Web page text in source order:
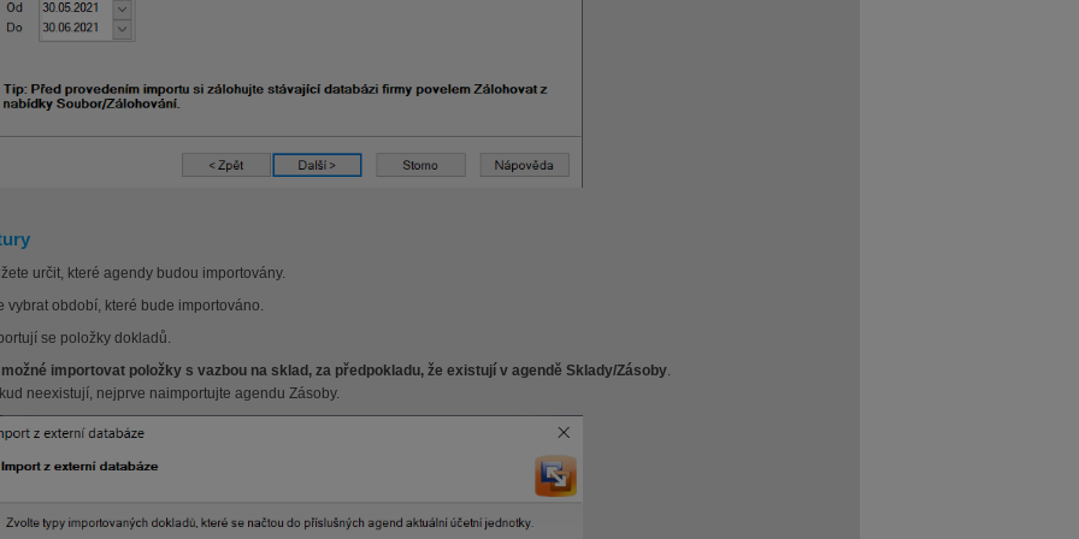
určit, které agendy budou importovány.
vybrat období, které bude importováno.
se položky dokladů.
importovat položky s vazbou na sklad, za předpokladu, že existují v agendě Sklady/Zásoby.
neexistují, nejprve naimportujte agendu Zásoby.